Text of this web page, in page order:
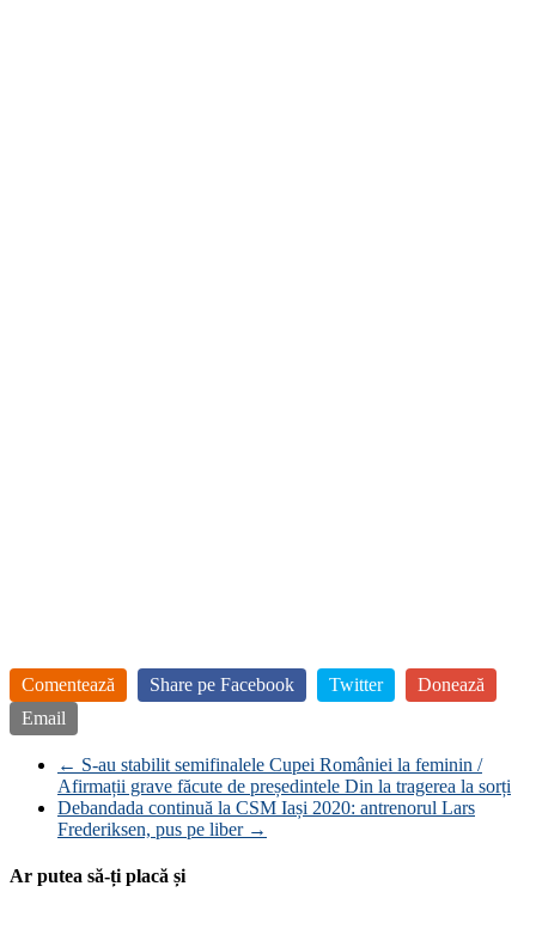
Comentează Share pe Facebook Twitter
Donează
Email
← S-au stabilit semifinalele Cupei României la feminin /
Afirmații grave făcute de președintele Din la tragerea la sorți
Debandada continuă la CSM Iași 2020: antrenorul Lars
Frederiksen, pus pe liber →
Ar putea să-ți placă și